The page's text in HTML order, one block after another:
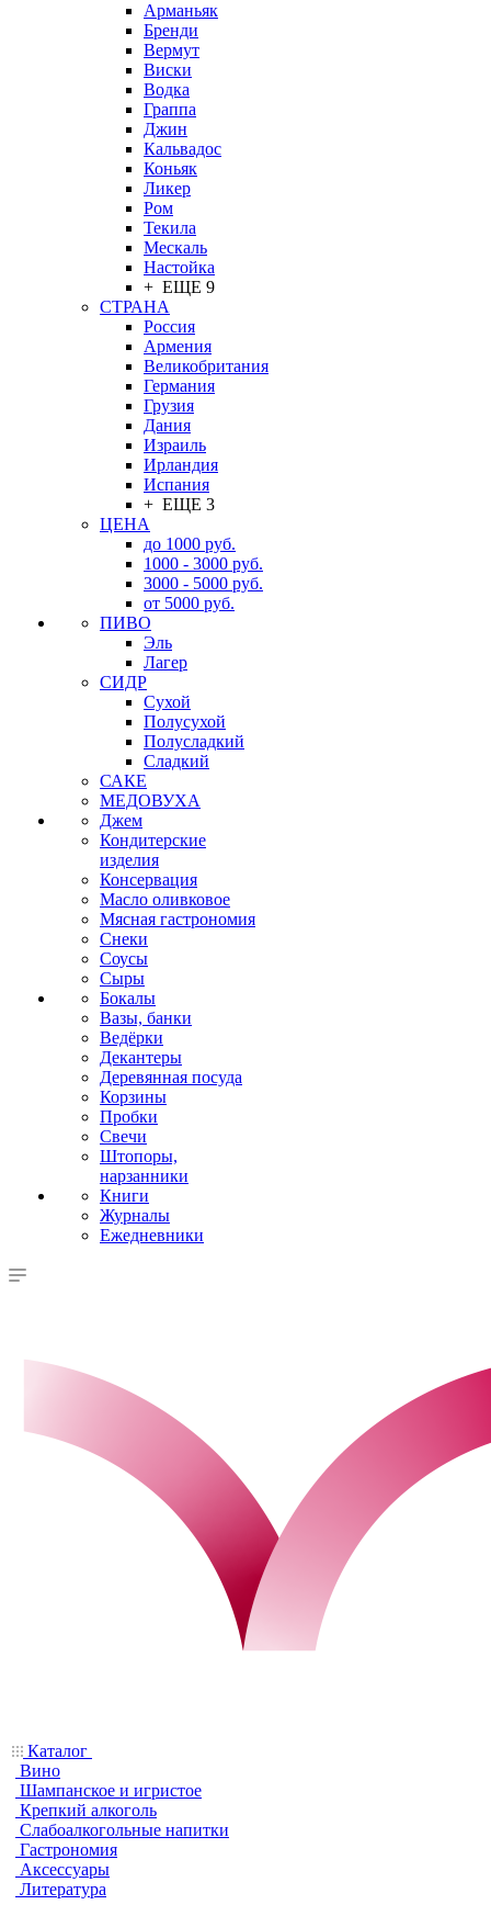
Арманьяк
Бренди
Вермут
Виски
Водка
Граппа
Джин
Кальвадос
Коньяк
Ликер
Ром
Текила
Мескаль
Настойка
+ ЕЩЕ 9
СТРАНА
Россия
Армения
Великобритания
Германия
Грузия
Дания
Израиль
Ирландия
Испания
+ ЕЩЕ 3
ЦЕНА
до 1000 руб.
1000 - 3000 руб.
3000 - 5000 руб.
от 5000 руб.
ПИВО
Эль
Лагер
СИДР
Сухой
Полусухой
Полусладкий
Сладкий
САКЕ
МЕДОВУХА
Джем
Кондитерские
изделия
Консервация
Масло оливковое
Мясная гастрономия
Снеки
Соусы
Сыры
Бокалы
Вазы, банки
Ведёрки
Декантеры
Деревянная посуда
Корзины
Пробки
Свечи
Штопоры,
нарзанники
Книги
Журналы
Ежедневники
Каталог
Вино
Шампанское и игристое
Крепкий алкоголь
Слабоалкогольные напитки
Гастрономия
Аксессуары
Литература